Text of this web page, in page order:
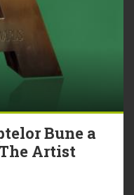
Bune a
Artist